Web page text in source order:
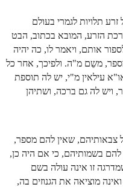
תלויות לגמרי בעולם
הזרע, המובא בכתוב, הבט
אותם, ויאמר לו, כה יהיה
משֵם מ"ה. ולפיכך, אחר כל
עילאין מ"י, יש לה תוספת
ויש לה גם ברכה, ושתיהן
צבאותיהם, שאין להם מספר,
בשמותיהם, כי אם היה כן,
זו אינה עולה בשם
מוציאה את הגנוזים בה,